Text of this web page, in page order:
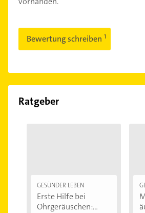
Bewertung schreiben
Ratgeber
GESÜNDER LEBEN
Erste Hilfe bei
Ohrgeräuschen:...